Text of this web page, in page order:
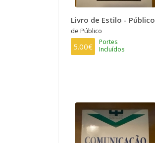
Livro de Estilo - Público
de Público
5.00€
Portes
Incluídos